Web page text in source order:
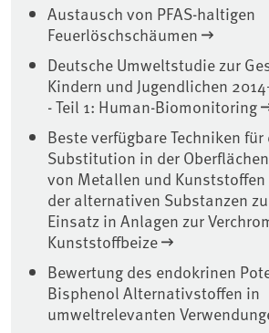
Austausch von PFAS-haltigen
Feuerlöschschäumen
Deutsche Umweltstudie zur
Kindern und Jugendlichen
- Teil 1: Human-Biomonitoring
Beste verfügbare Techniken für
Substitution in der
von Metallen und
der alternativen Substanzen zu
Einsatz in Anlagen zur
Kunststoffbeize
Bewertung des endokrinen
Bisphenol Alternativstoffen in
umweltrelevanten